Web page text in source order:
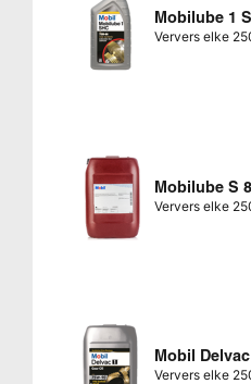
Mobilube 1
Ververs elke
Mobilube S
Ververs elke
Mobil
Ververs elke